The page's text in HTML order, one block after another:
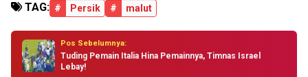
TAG: # Persik # malut
Pos Sebelumnya:
Tuding Pemain Italia Hina Pemainnya, Timnas Israel
Lebay!